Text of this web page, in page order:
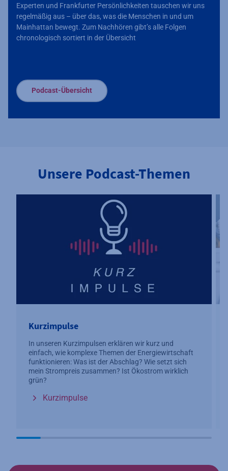
Experten und Frankfurter Persönlichkeiten tauschen wir uns
regelmäßig aus – über das, was die Menschen in und um
Mainhattan bewegt. Zum Nachhören gibt’s alle Folgen
chronologisch sortiert in der Übersicht
Podcast-Übersicht
Unsere Podcast-Themen
Kurzimpulse
In unseren Kurzimpulsen erklären wir kurz und
einfach, wie komplexe Themen der Energiewirtschaft
funktionieren: Was ist der Abschlag? Wie setzt sich
mein Strompreis zusammen? Ist Ökostrom wirklich
grün?
Kurzimpulse